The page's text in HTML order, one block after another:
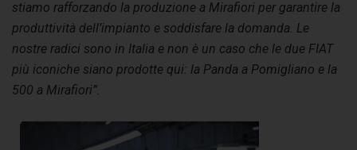
stiamo rafforzando la produzione a Mirafiori per garantire la
produttività dell’impianto e soddisfare la domanda. Le
nostre radici sono in Italia e non è un caso che le due FIAT
più iconiche siano prodotte qui: la Panda a Pomigliano e la
500 a Mirafiori”.